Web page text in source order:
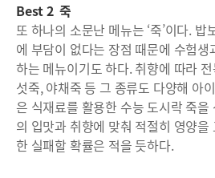
Best 2 죽
또 하나의 소문난 메뉴는 ‘죽’이다. 밥
에 부담이 없다는 장점 때문에 수험
하는 메뉴이기도 하다. 취향에 따라
섯죽, 야채죽 등 그 종류도 다양해 아
은 식재료를 활용한 수능 도시락 죽을
의 입맛과 취향에 맞춰 적절히 영양
한 실패할 확률은 적을 듯하다.